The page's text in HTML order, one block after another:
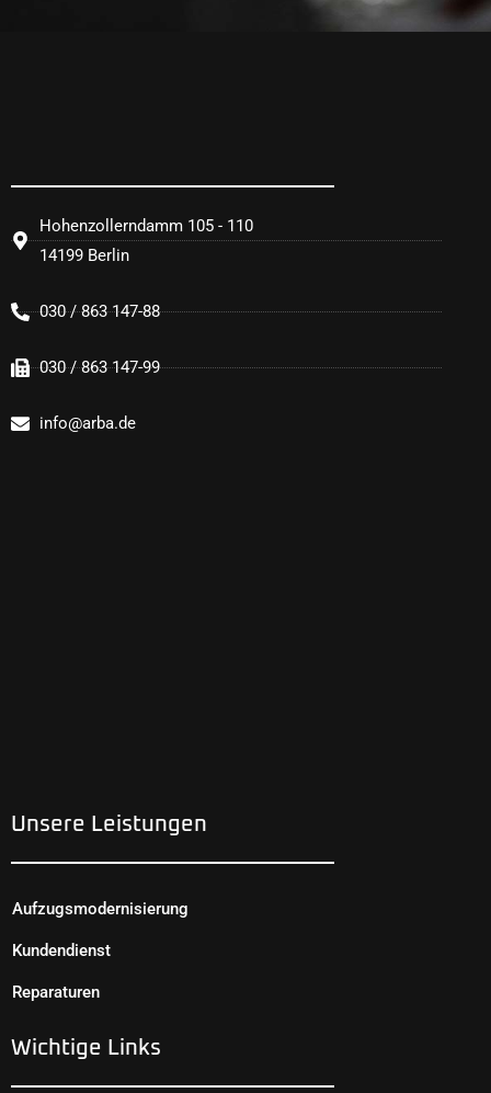
Hohenzollerndamm 105 - 110
14199 Berlin
030 / 863 147-88
030 / 863 147-99
info@arba.de
Unsere Leistungen
Aufzugsmodernisierung
Kundendienst
Reparaturen
Wichtige Links